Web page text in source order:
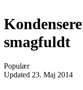
smagfuldt
Populær
Updated 23. Maj 2014